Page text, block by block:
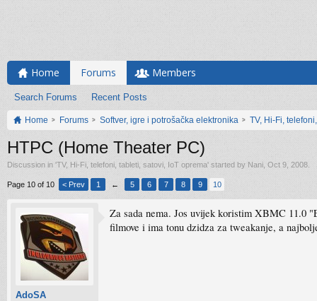
Home Forums
Search Forums Recent Posts
Members
Home Forums Softver, igre i potrošačka elektronika TV, Hi-Fi,
HTPC (Home Theater PC)
Discussion in 'TV, Hi-Fi, telefoni, tableti, satovi, IoT oprema' started by Nani Oct 9, 2008
Page 10 of 10 < Prev 1 ← 5 6 7 8 9 10
AdoSA
Za sada nema. Jos uvijek koristim XBMC 11.0
filmove i ima tonu dzidza za tweakanje, a